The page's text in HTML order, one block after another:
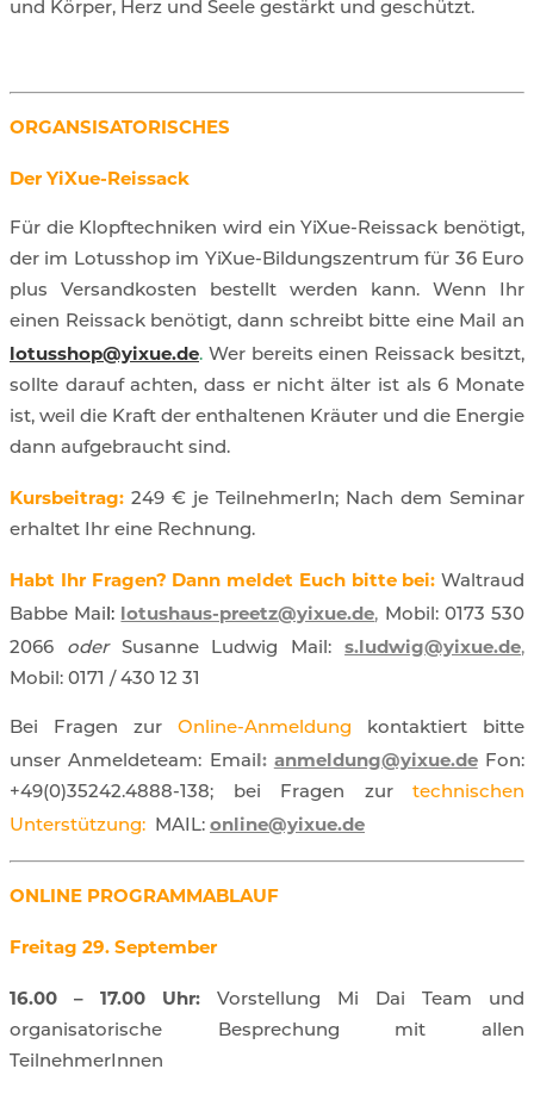
und Körper, Herz und Seele gestärkt und geschützt.
ORGANSISATORISCHES
Der YiXue-Reissack
Für die Klopftechniken wird ein YiXue-Reissack benötigt,
der im Lotusshop im YiXue-Bildungszentrum für 36 Euro
plus Versandkosten bestellt werden kann. Wenn Ihr
einen Reissack benötigt, dann schreibt bitte eine Mail an
lotusshop@yixue.de. Wer bereits einen Reissack besitzt,
sollte darauf achten, dass er nicht älter ist als 6 Monate
ist, weil die Kraft der enthaltenen Kräuter und die Energie
dann aufgebraucht sind.
Kursbeitrag: 249 € je TeilnehmerIn; Nach dem Seminar
erhaltet Ihr eine Rechnung.
Habt Ihr Fragen? Dann meldet Euch bitte bei: Waltraud
Babbe Mail: lotushaus-preetz@yixue.de, Mobil: 0173 530
2066 oder Susanne Ludwig Mail: s.ludwig@yixue.de,
Mobil: 0171 / 430 12 31
Bei Fragen zur Online-Anmeldung kontaktiert bitte
unser Anmeldeteam: Email: anmeldung@yixue.de Fon:
+49(0)35242.4888-138; bei Fragen zur technischen
Unterstützung: MAIL: online@yixue.de
ONLINE PROGRAMMABLAUF
Freitag 29. September
16.00 – 17.00 Uhr: Vorstellung Mi Dai Team und
organisatorische Besprechung mit allen
TeilnehmerInnen